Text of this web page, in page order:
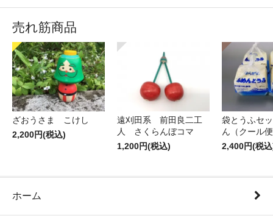
売れ筋商品
ざおうさま こけし
2,200円(税込)
遠刈田系 前田良二工
人 さくらんぼコマ
1,200円(税込)
袋とうふセ
ん（クール
2,400円(税
ホーム